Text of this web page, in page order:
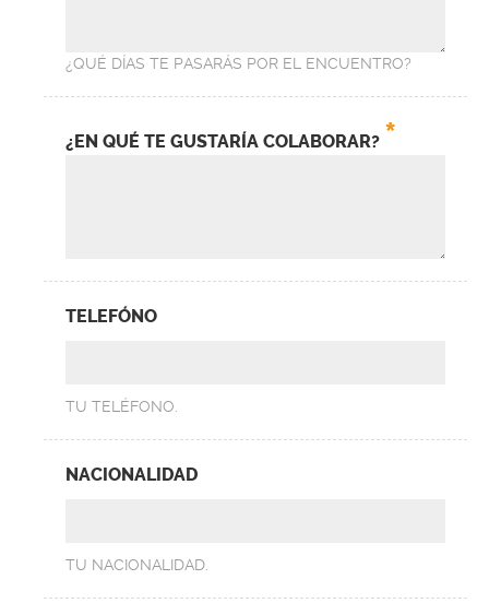
¿QUÉ DÍAS TE PASARÁS POR EL ENCUENTRO?
¿EN QUÉ TE GUSTARÍA COLABORAR? *
TELEFÓNO
TU TELÉFONO.
NACIONALIDAD
TU NACIONALIDAD.